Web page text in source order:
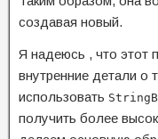
создавая новый.
Я надеюсь , что этот
внутренние детали о
использовать
получить более